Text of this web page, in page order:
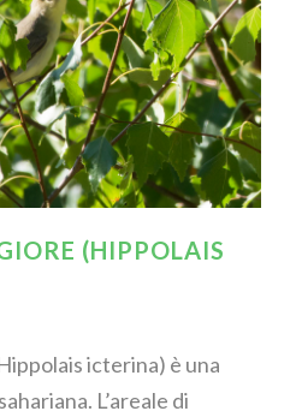
(HIPPOLAIS
icterina) è una
L’areale di